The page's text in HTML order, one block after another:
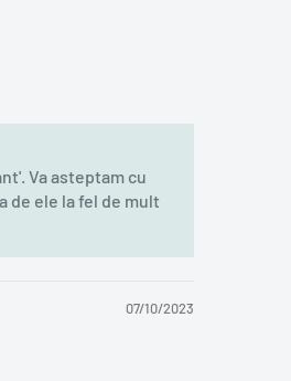
Va asteptam cu
de ele la fel de mult
07/10/2023